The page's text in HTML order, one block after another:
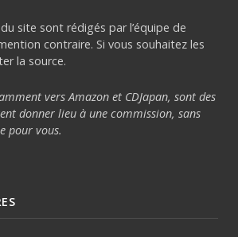
site sont rédigés par l’équipe de
contraire. Si vous souhaitez les
la source.
vers Amazon et CDJapan, sont des
donner lieu à une commission, sans
pour vous.